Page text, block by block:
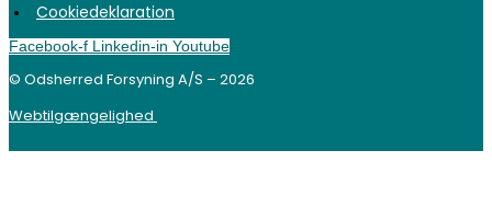
Cookiedeklaration
Facebook-f Linkedin-in Youtube
© Odsherred Forsyning A/S – 2026
Webtilgængelighed